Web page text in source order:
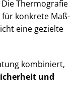
Thermografie
für konkrete Maß­
eine gezielte
kombiniert,
und